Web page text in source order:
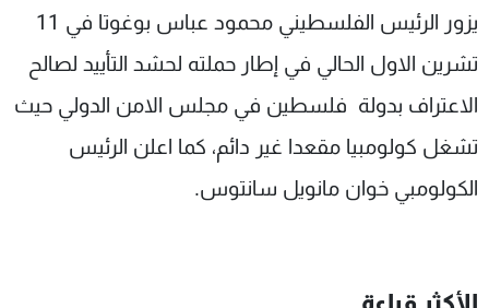
تشرين الاول الحالي في إطار حملته لحشد التأييد لصالح
الاعتراف بدولة فلسطين في مجلس الامن الدولي حيث
تشغل كولومبيا مقعدا غير دائم، كما اعلن الرئيس
الكولومبي خوان مانويل سانتوس.
منوعات رياضة
كأس العالم